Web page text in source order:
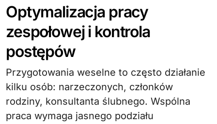
Optymalizacja pracy
zespołowej i kontrola
postępów
Przygotowania weselne to często działanie
kilku osób: narzeczonych, członków
rodziny, konsultanta ślubnego. Wspólna
praca wymaga jasnego podziału